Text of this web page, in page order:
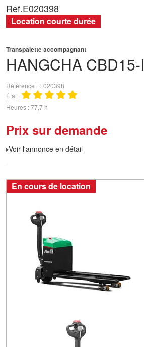
HANGCHA CBD15-I
Transpalette accompagnant
Référence
E020398
État
Heures 77,7 h
Prix sur demande
Voir l'annonce en détail
Ref.E020398
Location courte durée
En cours de location